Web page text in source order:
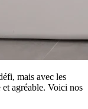
mais avec les
agréable. Voici nos